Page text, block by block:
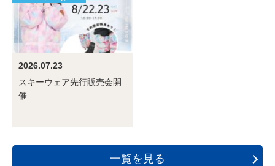
2026.07.23
スキーウェア先行販売会開
催
一覧を見る